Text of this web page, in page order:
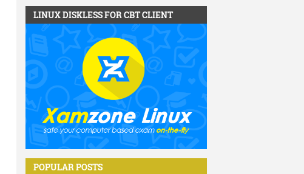
LINUX DISKLESS FOR CBT CLIENT
POPULAR POSTS